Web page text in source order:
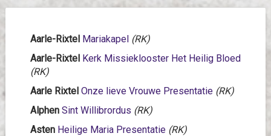
Aarle-Rixtel Mariakapel (RK)
Aarle-Rixtel Kerk Missieklooster Het Heilig Bloed
(RK)
Aarle Rixtel Onze lieve Vrouwe Presentatie (RK)
Alphen Sint Willibrordus (RK)
Asten Heilige Maria Presentatie (RK)